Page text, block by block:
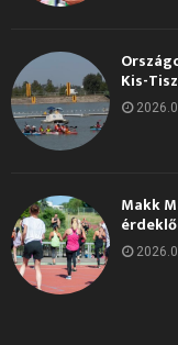
Kis-
Makk